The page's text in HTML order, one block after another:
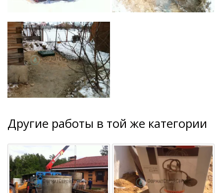
Другие работы в той же категории